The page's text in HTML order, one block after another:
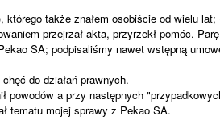
także znałem osobiście od wielu lat;
przejrzał akta, przyrzekł pomóc.
SA; podpisaliśmy nawet wstępną
do działań prawnych.
powodów a przy następnych
tematu mojej sprawy z Pekao SA.